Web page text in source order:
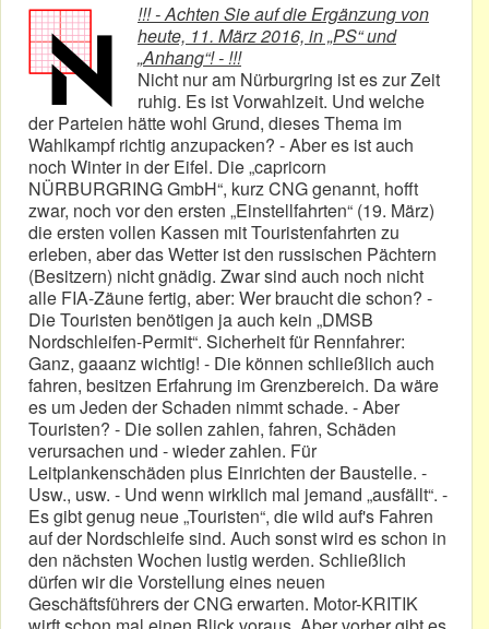
!!! - Achten Sie auf die Ergänzung von
heute, 11. März 2016, in „PS“ und
„Anhang“! - !!!
Nicht nur am Nürburgring ist es zur Zeit
ruhig. Es ist Vorwahlzeit. Und welche
der Parteien hätte wohl Grund, dieses Thema im
Wahlkampf richtig anzupacken? - Aber es ist auch
noch Winter in der Eifel. Die „capricorn
NÜRBURGRING GmbH“, kurz CNG genannt, hofft
zwar, noch vor den ersten „Einstellfahrten“ (19. März)
die ersten vollen Kassen mit Touristenfahrten zu
erleben, aber das Wetter ist den russischen Pächtern
(Besitzern) nicht gnädig. Zwar sind auch noch nicht
alle FIA-Zäune fertig, aber: Wer braucht die schon? -
Die Touristen benötigen ja auch kein „DMSB
Nordschleifen-Permit“. Sicherheit für Rennfahrer:
Ganz, gaaanz wichtig! - Die können schließlich auch
fahren, besitzen Erfahrung im Grenzbereich. Da wäre
es um Jeden der Schaden nimmt schade. - Aber
Touristen? - Die sollen zahlen, fahren, Schäden
verursachen und - wieder zahlen. Für
Leitplankenschäden plus Einrichten der Baustelle. -
Usw., usw. - Und wenn wirklich mal jemand „ausfällt“. -
Es gibt genug neue „Touristen“, die wild auf's Fahren
auf der Nordschleife sind. Auch sonst wird es schon in
den nächsten Wochen lustig werden. Schließlich
dürfen wir die Vorstellung eines neuen
Geschäftsführers der CNG erwarten. Motor-KRITIK